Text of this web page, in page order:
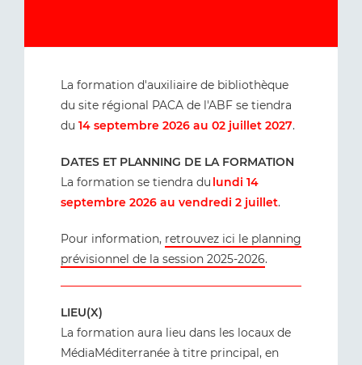
La formation d'auxiliaire de bibliothèque
du site régional PACA de l'ABF se tiendra
du 14 septembre 2026 au 02 juillet 2027.
DATES ET PLANNING DE LA FORMATION
La formation se tiendra du lundi 14
septembre 2026 au vendredi 2 juillet.
Pour information, retrouvez ici le planning
prévisionnel de la session 2025-2026.
LIEU(X)
La formation aura lieu dans les locaux de
MédiaMéditerranée à titre principal, en